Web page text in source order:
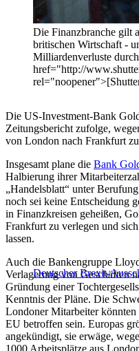
Die Finanzbranche gilt
britischen Wirtschaft -
Milliardenverluste
href="http://
Die US-Investment-Bank
Zeitungsbericht zufolge,
von London nach Frankfurt
Insgesamt plane die Bank
Halbierung ihrer
„Handelsblatt“ unter
noch sei keine Entscheidung
in Finanzkreisen geheißen,
Frankfurt zu verlegen und
lassen.
Deutscher Brexit-
Auch die Bankengruppe
Verlagerung von Geschäften
Gründung einer
Kenntnis der Pläne. Die
Londoner Mitarbeiter
EU betroffen sein. Europas
angekündigt, sie erwäge,